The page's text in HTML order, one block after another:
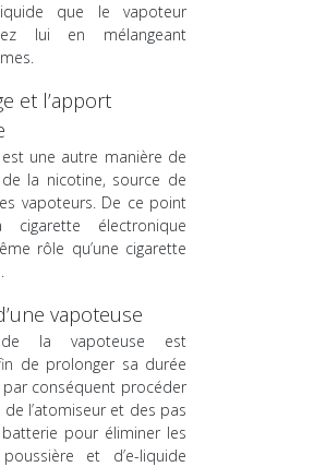
liquide que le vapoteur
lui en mélangeant
et l’apport
une autre manière de
la nicotine, source de
vapoteurs. De ce point
électronique
rôle qu’une cigarette
vapoteuse
de la vapoteuse est
de prolonger sa durée
par conséquent procéder
l’atomiseur et des pas
pour éliminer les
et d’e-liquide